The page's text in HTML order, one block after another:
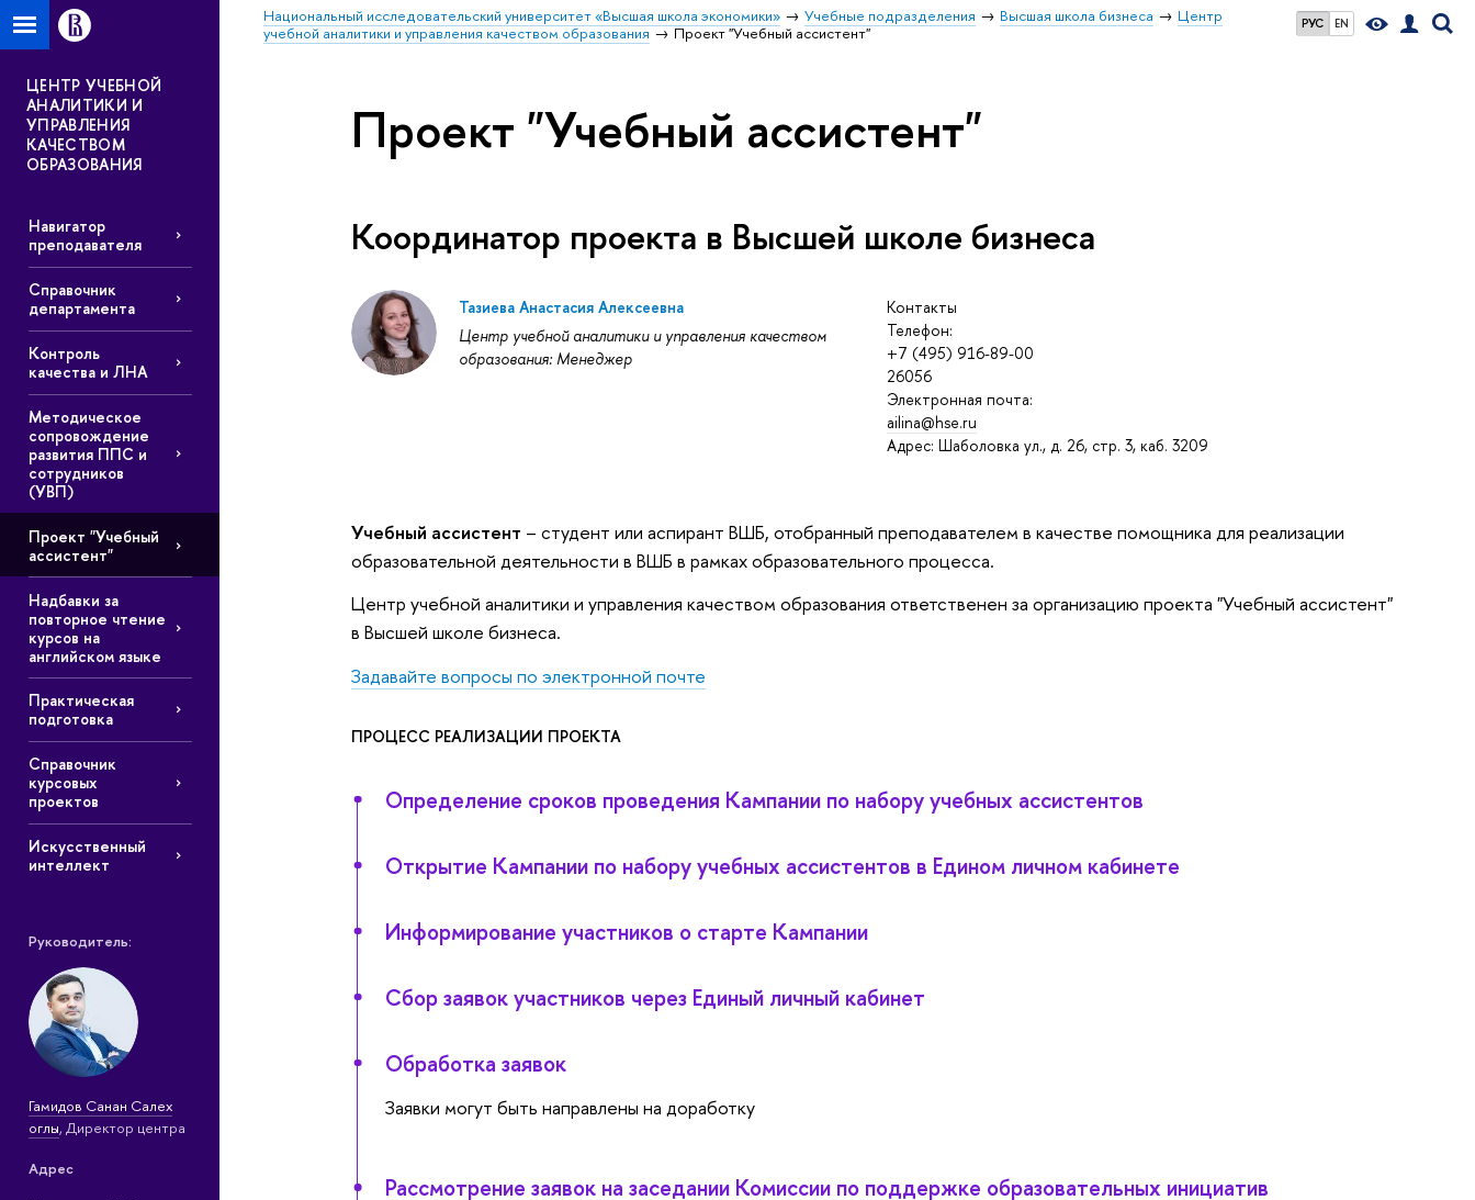
РУС EN
Национальный исследовательский университет «Высшая школа экономики» Учебные подразделения Высшая школа бизнеса
Центр
учебной аналитики и управления качеством образования
Проект "Учебный ассистент"
ЦЕНТР УЧЕБНОЙ
АНАЛИТИКИ И
УПРАВЛЕНИЯ
КАЧЕСТВОМ
ОБРАЗОВАНИЯ
Навигатор
преподавателя
Справочник
департамента
Контроль
качества и ЛНА
Методическое
сопровождение
развития ППС и
сотрудников
(УВП)
Проект "Учебный
ассистент"
Надбавки за
повторное чтение
курсов на
английском языке
Практическая
подготовка
Справочник
курсовых
проектов
Искусственный
интеллект
Руководитель:
Гамидов Санан Салех
оглы, Директор центра
Адрес
Проект "Учебный ассистент"
Координатор проекта в Высшей школе бизнеса
Тазиева Анастасия Алексеевна
Центр учебной аналитики и управления качеством
образования: Менеджер
Контакты
Телефон:
+7 (495) 916-89-00
26056
Электронная почта:
ailina@hse.ru
Адрес: Шаболовка ул., д. 26, стр. 3, каб. 3209
Учебный ассистент – студент или аспирант ВШБ, отобранный преподавателем в качестве помощника для реализации
образовательной деятельности в ВШБ в рамках образовательного процесса.
Центр учебной аналитики и управления качеством образования ответственен за организацию проекта "Учебный ассистент"
в Высшей школе бизнеса.
Задавайте вопросы по электронной почте
ПРОЦЕСС РЕАЛИЗАЦИИ ПРОЕКТА
Определение сроков проведения Кампании по набору учебных ассистентов
Открытие Кампании по набору учебных ассистентов в Едином личном кабинете
Информирование участников о старте Кампании
Сбор заявок участников через Единый личный кабинет
Обработка заявок
Заявки могут быть направлены на доработку
Рассмотрение заявок на заседании Комиссии по поддержке образовательных инициатив